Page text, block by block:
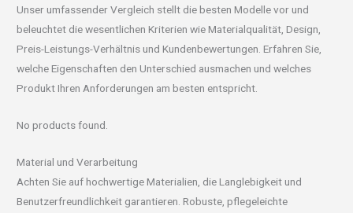
Unser umfassender Vergleich stellt die besten Modelle vor und
beleuchtet die wesentlichen Kriterien wie Materialqualität, Design,
Preis-Leistungs-Verhältnis und Kundenbewertungen. Erfahren Sie,
welche Eigenschaften den Unterschied ausmachen und welches
Produkt Ihren Anforderungen am besten entspricht.
No products found.
Material und Verarbeitung
Achten Sie auf hochwertige Materialien, die Langlebigkeit und
Benutzerfreundlichkeit garantieren. Robuste, pflegeleichte